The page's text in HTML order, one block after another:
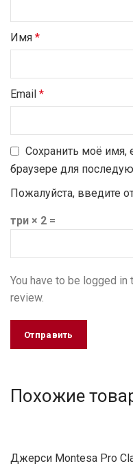
Имя *
Email *
Сохранить моё имя,
браузере для
Пожалуйста, введите
три × 2 =
You have to be logged
review.
Похожие
Джерси Montesa Pro